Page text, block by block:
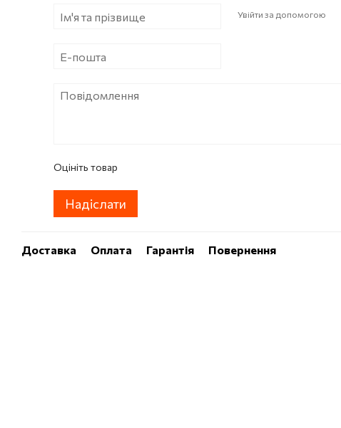
Увійти за допомогою
Оцініть товар
Надіслати
Доставка Оплата Гарантія Повернення